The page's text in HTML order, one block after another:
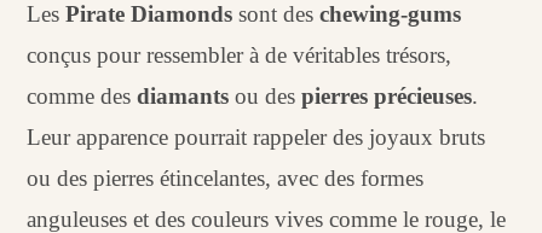
LesPirate Diamonds sont deschewing-gums
conçus pour ressembler à de véritables trésors,
comme desdiamants ou despierres précieuses.
Leur apparence pourrait rappeler des joyaux bruts
ou des pierres étincelantes, avec des formes
anguleuses et des couleurs vives comme le rouge, le